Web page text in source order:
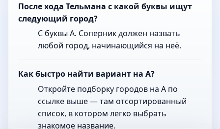
После хода Тельмана с какой буквы ищут
следующий город?
С буквы А. Соперник должен назвать
любой город, начинающийся на неё.
Как быстро найти вариант на А?
Откройте подборку городов на А по
ссылке выше — там отсортированный
список, в котором легко выбрать
знакомое название.